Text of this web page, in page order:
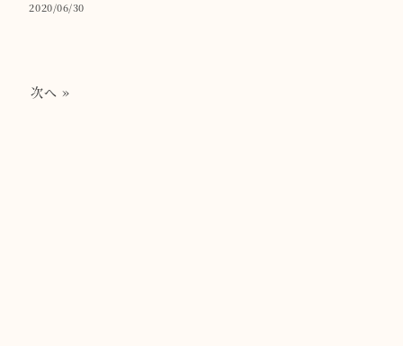
2020/06/30
次へ »